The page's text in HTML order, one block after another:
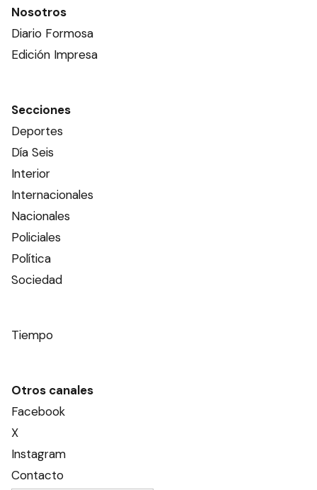
Nosotros
Diario Formosa
Edición Impresa
Secciones
Deportes
Día Seis
Interior
Internacionales
Nacionales
Policiales
Política
Sociedad
Tiempo
Otros canales
Facebook
X
Instagram
Contacto